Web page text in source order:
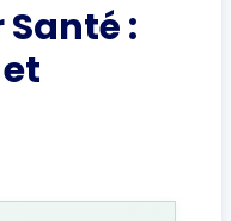
Santé :